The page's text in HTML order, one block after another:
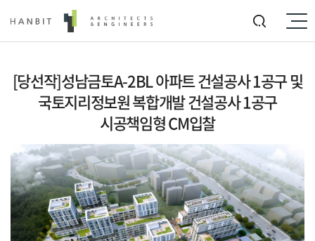
[당선작]성남금토A-2BL 아파트 건설공사 1공구 및
국토지리정보원 복합개발 건설공사 1공구
시공책임형 CM입찰